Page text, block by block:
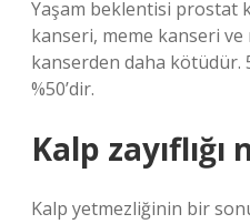
Yaşam beklentisi prostat
kanseri, meme kanseri
kanserden daha kötüdür.
%50’dir.
Kalp zayıflığı
Kalp yetmezliğinin bir